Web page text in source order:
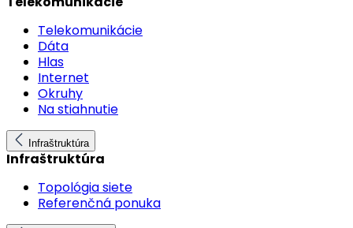
Telekomunikácie
Dáta
Hlas
Internet
Okruhy
Na stiahnutie
Infraštruktúra
Infraštruktúra
Topológia siete
Referenčná ponuka